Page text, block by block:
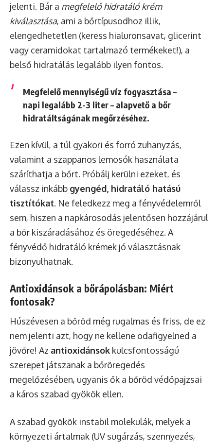
jelenti. Bár a megfelelő hidratáló krém
kiválasztása, ami a bőrtípusodhoz illik,
elengedhetetlen (keress hialuronsavat, glicerint
vagy ceramidokat tartalmazó termékeket!), a
belső hidratálás legalább ilyen fontos.
Megfelelő mennyiségű víz fogyasztása –
napi legalább 2-3 liter – alapvető a bőr
hidratáltságának megőrzéséhez.
Ezen kívül, a túl gyakori és forró zuhanyzás,
valamint a szappanos lemosók használata
száríthatja a bőrt. Próbálj kerülni ezeket, és
válassz inkább gyengéd, hidratáló hatású
tisztítókat. Ne feledkezz meg a fényvédelemről
sem, hiszen a napkárosodás jelentősen hozzájárul
a bőr kiszáradásához és öregedéséhez. A
fényvédő hidratáló krémek jó választásnak
bizonyulhatnak.
Antioxidánsok a bőrápolásban: Miért
fontosak?
Húszévesen a bőröd még rugalmas és friss, de ez
nem jelenti azt, hogy ne kellene odafigyelned a
jövőre! Az antioxidánsok kulcsfontosságú
szerepet játszanak a bőröregedés
megelőzésében, ugyanis ők a bőröd védőpajzsai
a káros szabad gyökök ellen.
A szabad gyökök instabil molekulák, melyek a
környezeti ártalmak (UV sugárzás, szennyezés,